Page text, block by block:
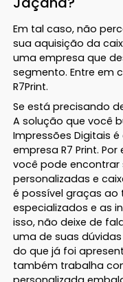
Em tal caso, não
sua aquisição da
uma empresa que
segmento. Entre em
R7Print.
Se está precisando
A solução que você
Impressões Digitais
empresa R7 Print.
você pode
personalizadas e
é possível graças ao
especializados e as
isso, não deixe de
uma de suas
do que já foi
também trabalha